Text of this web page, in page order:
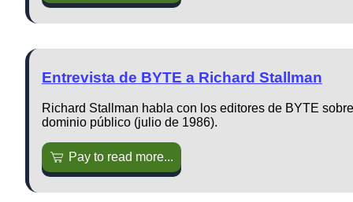
Entrevista de BYTE a Richard Stallman
Richard Stallman habla con los editores de BYTE
dominio público (julio de 1986).
Pay to read more...